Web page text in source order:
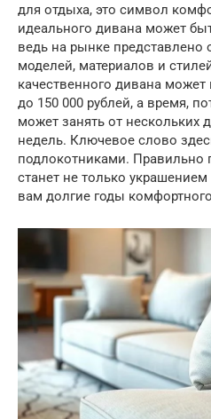
для отдыха, это символ
идеального дивана может
ведь на рынке представлено
моделей, материалов и
качественного дивана может
до 150 000 рублей, а время,
может занять от нескольких
недель. Ключевое слово
подлокотниками. Правильно
станет не только
вам долгие годы